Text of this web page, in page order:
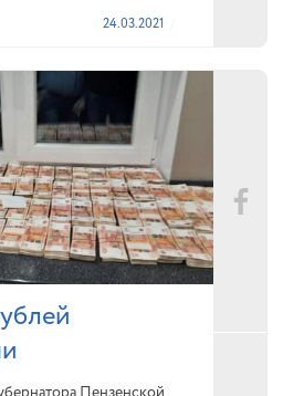
24.03.2021